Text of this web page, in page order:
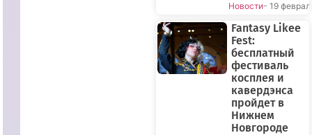
Новости- 19
Fantasy Likee
Fest:
бесплатный
фестиваль
косплея и
кавердэнса
пройдет в
Нижнем
Новгороде